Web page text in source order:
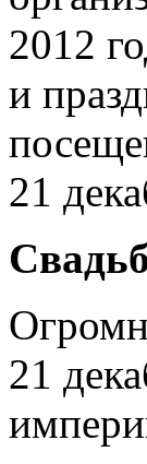
2012
и
21
21